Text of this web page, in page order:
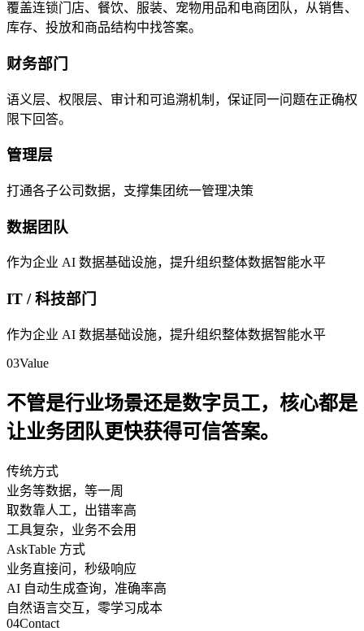
覆盖连锁门店、餐饮、服装、宠物用品和电商团队，从销售、
库存、投放和商品结构中找答案。
财务部门
语义层、权限层、审计和可追溯机制，保证同一问题在正确权
限下回答。
管理层
打通各子公司数据，支撑集团统一管理决策
数据团队
作为企业 AI 数据基础设施，提升组织整体数据智能水平
IT / 科技部门
作为企业 AI 数据基础设施，提升组织整体数据智能水平
03Value
不管是行业场景还是数字员工，核心都是
让业务团队更快获得可信答案。
传统方式
业务等数据，等一周
取数靠人工，出错率高
工具复杂，业务不会用
AskTable 方式
业务直接问，秒级响应
AI 自动生成查询，准确率高
自然语言交互，零学习成本
04Contact